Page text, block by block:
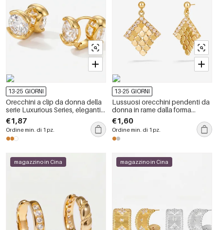
13-25 GIORNI
Orecchini a clip da donna della
serie Luxurious Series, eleganti e
dalla forma irregolare, color oro
rame con zirconi.
€1,87
Ordine min. di 1 pz.
13-25 GIORNI
Lussuosi orecchini pendenti da
donna in rame dalla forma
geometrica elegante
€1,60
Ordine min. di 1 pz.
magazzino in Cina magazzino in Cina